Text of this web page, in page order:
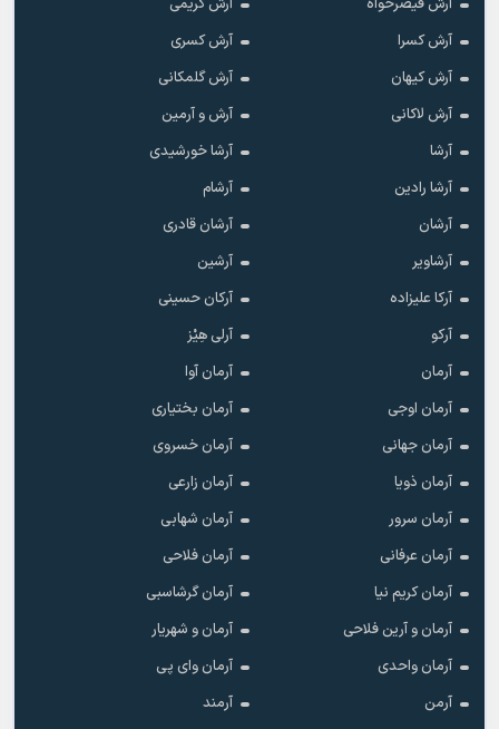
آرش قیصرخواه
آرش کریمی
آرش کسرا
آرش کسری
آرش کیهان
آرش گلمکانی
آرش لاکانی
آرش و آرمین
آرشا
آرشا خورشیدی
آرشا رادین
آرشام
آرشان
آرشان قادری
آرشاویر
آرشین
آرکا علیزاده
آرکان حسینی
آرکو
آرلی هِیْز
آرمان
آرمان آوا
آرمان اوجی
آرمان بختیاری
آرمان جهانی
آرمان خسروی
آرمان ذویا
آرمان زارعی
آرمان سرور
آرمان شهابی
آرمان عرفانی
آرمان فلاحی
آرمان کریم نیا
آرمان گرشاسبی
آرمان و آرین فلاحی
آرمان و شهریار
آرمان واحدی
آرمان وای پی
آرمن
آرمند